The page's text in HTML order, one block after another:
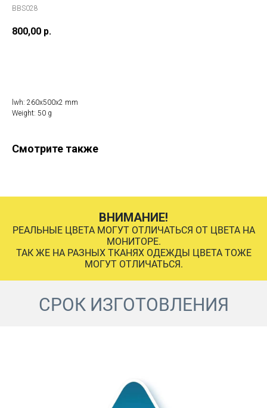
BBS028
800,00 р.
lwh: 260x500x2 mm
Weight: 50 g
Смотрите также
ВНИМАНИЕ!
РЕАЛЬНЫЕ ЦВЕТА МОГУТ ОТЛИЧАТЬСЯ ОТ ЦВЕТА НА
МОНИТОРЕ.
ТАК ЖЕ НА РАЗНЫХ ТКАНЯХ ОДЕЖДЫ ЦВЕТА ТОЖЕ
МОГУТ ОТЛИЧАТЬСЯ.
СРОК ИЗГОТОВЛЕНИЯ